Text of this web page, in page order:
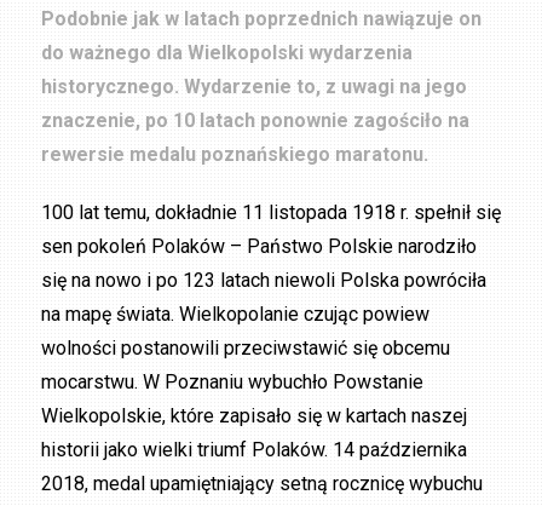
Podobnie jak w latach poprzednich nawiązuje on
do ważnego dla Wielkopolski wydarzenia
historycznego. Wydarzenie to, z uwagi na jego
znaczenie, po 10 latach ponownie zagościło na
rewersie medalu poznańskiego maratonu.
100 lat temu, dokładnie 11 listopada 1918 r. spełnił się
sen pokoleń Polaków – Państwo Polskie narodziło
się na nowo i po 123 latach niewoli Polska powróciła
na mapę świata. Wielkopolanie czując powiew
wolności postanowili przeciwstawić się obcemu
mocarstwu. W Poznaniu wybuchło Powstanie
Wielkopolskie, które zapisało się w kartach naszej
historii jako wielki triumf Polaków. 14 października
2018, medal upamiętniający setną rocznicę wybuchu